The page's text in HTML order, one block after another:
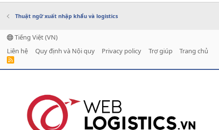
Thuật ngữ xuất nhập khẩu và logistics
Tiếng Việt (VN)
Liên hệ
Quy định và Nội quy Privacy policy Trợ giúp Trang chủ
R